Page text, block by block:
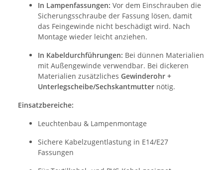
In Lampenfassungen: Vor dem Einschrauben die
Sicherungsschraube der Fassung lösen, damit
das Feingewinde nicht beschädigt wird. Nach
Montage wieder leicht anziehen.
In Kabeldurchführungen: Bei dünnen Materialien
mit Außengewinde verwendbar. Bei dickeren
Materialien zusätzliches Gewinderohr +
Unterlegscheibe/Sechskantmutter nötig.
Einsatzbereiche:
Leuchtenbau & Lampenmontage
Sichere Kabelzugentlastung in E14/E27
Fassungen